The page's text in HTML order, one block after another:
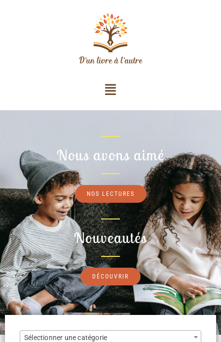
Nous avons aimé
NOS LECTURES
Nouveautés
DÉCOUVRIR
Sélectionner une catégorie